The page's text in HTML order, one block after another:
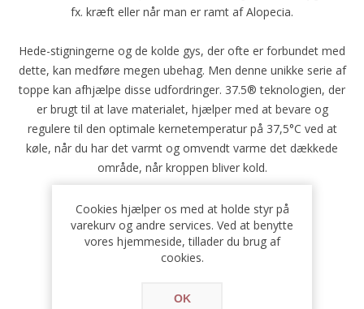
fx. kræft eller når man er ramt af Alopecia.
Hede-stigningerne og de kolde gys, der ofte er forbundet med
dette, kan medføre megen ubehag. Men denne unikke serie af
toppe kan afhjælpe disse udfordringer. 37.5® teknologien, der
er brugt til at lave materialet, hjælper med at bevare og
regulere til den optimale kernetemperatur på 37,5°C ved at
køle, når du har det varmt og omvendt varme det dækkede
område, når kroppen bliver kold.
Materiale:
69% Wool, 31% Polyester
Tilgængelighed: Ikke på lager
1476-0590
Cookies hjælper os med at holde styr på
varekurv og andre services. Ved at benytte
vores hjemmeside, tillader du brug af
cookies.
OK